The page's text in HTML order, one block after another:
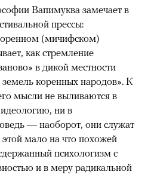
Вапимуква замечает в
прессы:
(мичифском)
как стремление
в дикой местности
коренных народов». К
мысли не выливаются в
ни в
— наоборот, они служат
мало на что похожей
психологизм с
и в меру радикальной